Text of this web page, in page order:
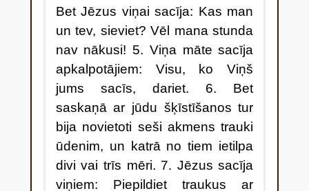
Bet Jēzus viņai sacīja: Kas man
un tev, sieviet? Vēl mana stunda
nav nākusi! 5. Viņa māte sacīja
apkalpotājiem: Visu, ko Viņš
jums sacīs, dariet. 6. Bet
saskaņā ar jūdu šķīstīšanos tur
bija novietoti seši akmens trauki
ūdenim, un katrā no tiem ietilpa
divi vai trīs mēri. 7. Jēzus sacīja
viņiem: Piepildiet traukus ar